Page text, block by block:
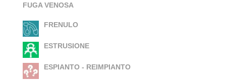
FUGA VENOSA
FRENULO
ESTRUSIONE
ESPIANTO - REIMPIANTO